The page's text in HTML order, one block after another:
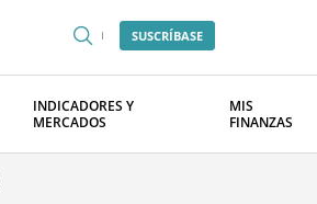
SUSCRÍBASE
INDICADORES Y
MERCADOS
MIS
FINANZAS